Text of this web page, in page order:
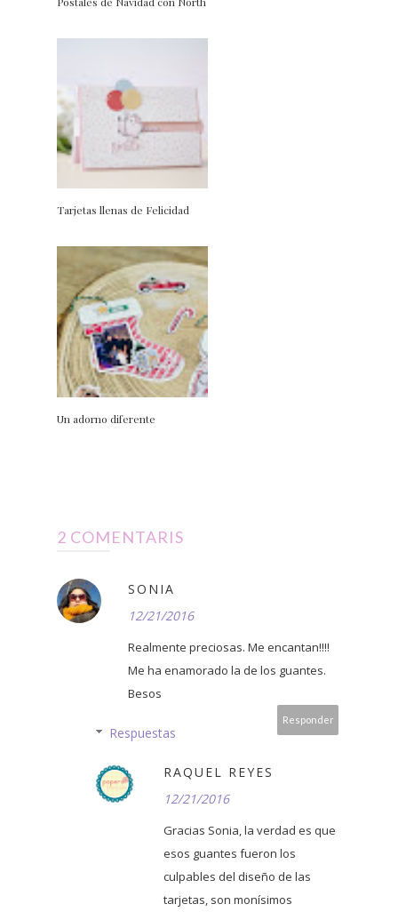
Tarjetas llenas de Felicidad
Un adorno diferente
2 COMENTARIS
SONIA
12/21/2016
Realmente preciosas. Me encantan!!!!
Me ha enamorado la de los guantes.
Besos
Responder
Respuestas
RAQUEL REYES
12/21/2016
Gracias Sonia, la verdad es que
esos guantes fueron los
culpables del diseño de las
tarjetas, son monísimos